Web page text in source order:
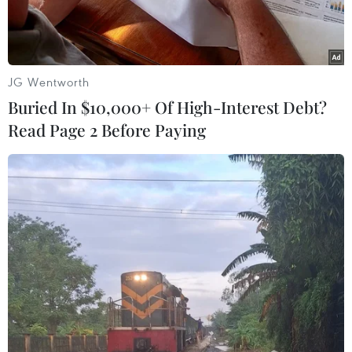
Thủ tướng Nguyễn Xuân Phúc và các đại biểu. (Ảnh: Thống
Nhất/TTXVN)
Theo đặc phái viên TTXVN, tiếp tục các hoạt
JG Wentworth
Buried In $10,000+ Of High-Interest Debt?
Read Page 2 Before Paying